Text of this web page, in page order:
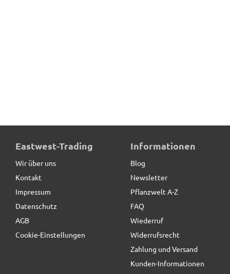
Eastwest-Trading
Wir über uns
Kontakt
Impressum
Datenschutz
AGB
Cookie-Einstellungen
Informationen
Blog
Newsletter
Pflanzwelt A-Z
FAQ
Wiederruf
Widerrufsrecht
Zahlung und Versand
Kunden-Informationen